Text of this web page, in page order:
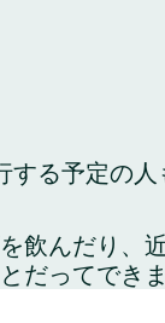
る予定の
飲んだり、
だってできま